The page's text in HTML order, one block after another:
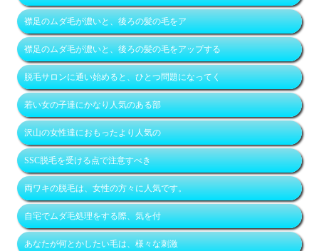
襟足のムダ毛が濃いと、後ろの髪の毛をア
襟足のムダ毛が濃いと、後ろの髪の毛をアップする
脱毛サロンに通い始めると、ひとつ問題になってく
若い女の子達にかなり人気のある部
沢山の女性達におもったより人気の
SSC脱毛を受ける点で注意すべき
両ワキの脱毛は、女性の方々に人気です。
自宅でムダ毛処理をする際、気を付
あなたが何とかしたい毛は、様々な刺激